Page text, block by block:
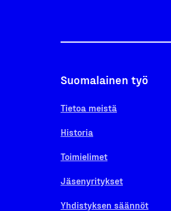
Suomalainen työ
Tietoa meistä
Historia
Toimielimet
Jäsenyritykset
Yhdistyksen säännöt